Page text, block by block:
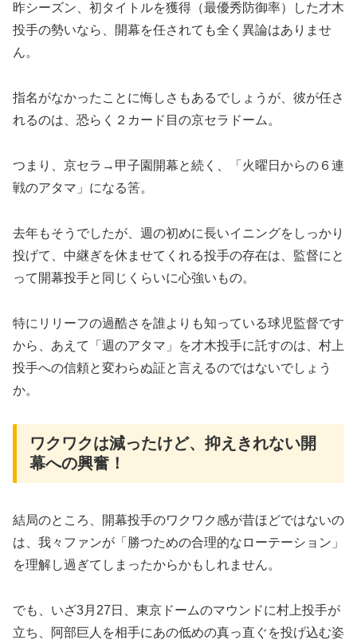
昨シーズン、初タイトルを獲得（最優秀防御率）した才木
投手の勢いなら、開幕を任されても全く異論はありませ
ん。
指名がなかったことに悔しさもあるでしょうが、彼が任さ
れるのは、恐らく２カード目の京セラドーム。
つまり、京セラ→甲子園開幕と続く、「火曜日からの６連
戦のアタマ」になる筈。
​去年もそうでしたが、週の初めに長いイニングをしっかり
投げて、中継ぎを休ませてくれる投手の存在は、監督にと
って開幕投手と同じくらいに心強いもの。
特にリリーフの過酷さを誰よりも知っている球児監督です
から、あえて「週のアタマ」を才木投手に託すのは、村上
投手への信頼と変わらぬ証と言えるのではないでしょう
か。
ワクワクは減ったけど、抑えきれない開
幕への興奮！
​結局のところ、開幕投手のワクワク感が昔ほどではないの
は、我々ファンが「勝つための合理的なローテーション」
を理解し過ぎてしまったからかもしれません。
でも、いざ3月27日、東京ドームのマウンドに村上投手が
立ち、阿部巨人を相手にあの低めの真っ直ぐを投げ込む姿